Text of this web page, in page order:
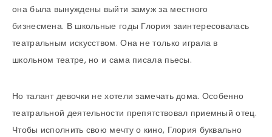
она была вынуждены выйти замуж за местного
бизнесмена. В школьные годы Глория заинтересовалась
театральным искусством. Она не только играла в
школьном театре, но и сама писала пьесы.
Но талант девочки не хотели замечать дома. Особенно
театральной деятельности препятствовал приемный отец.
Чтобы исполнить свою мечту о кино, Глория буквально